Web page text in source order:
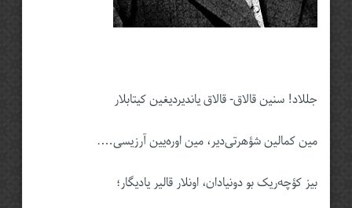
جللاد! سنین قالاق- قالاق یاندیردیغین کیتابلار
مین کمالین شؤهرتی‌دیر، مین اوره‌یین آرزیسی….
بیز کؤچه‌ریک بو دونیادان، اونلار قالیر یادیگار؛